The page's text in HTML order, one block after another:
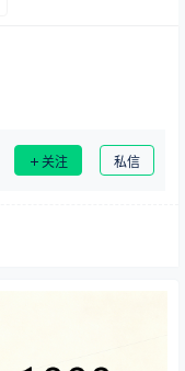
关注 私信